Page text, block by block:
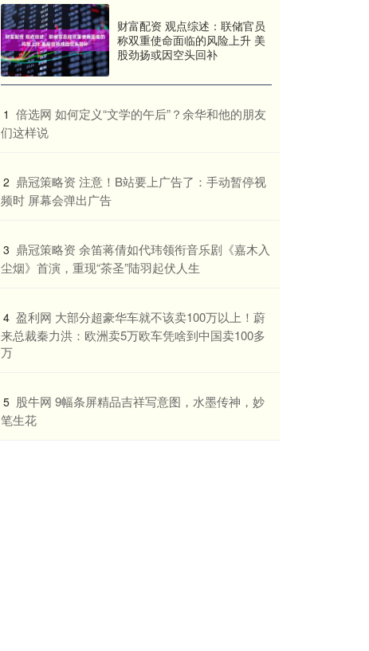
财富配资 观点综述：联储官员
称双重使命面临的风险上升 美
股劲扬或因空头回补
1 ​倍选网 如何定义“文学的午后”？余华和他的朋友
们这样说
2 ​鼎冠策略资 注意！B站要上广告了：手动暂停视
频时 屏幕会弹出广告
3 ​鼎冠策略资 余笛蒋倩如代玮领衔音乐剧《嘉木入
尘烟》首演，重现“茶圣”陆羽起伏人生
4 ​盈利网 大部分超豪华车就不该卖100万以上！蔚
来总裁秦力洪：欧洲卖5万欧车凭啥到中国卖100多
万
5 ​股牛网 9幅条屏精品吉祥写意图，水墨传神，妙
笔生花